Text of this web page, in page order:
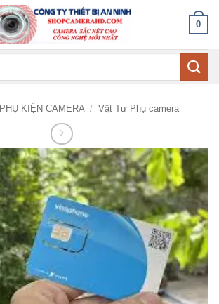
0
PHỤ KIỆN CAMERA / Vật Tư Phụ camera